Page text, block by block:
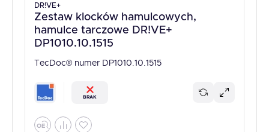
DR!VE+
Zestaw klocków hamulcowych,
hamulce tarczowe DR!VE+
DP1010.10.1515
TecDoc® numer DP1010.10.1515
BRAK